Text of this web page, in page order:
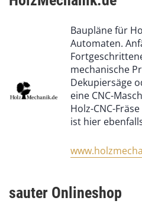
Baupläne für
Automaten.
mechanische
Dekupiersäge
eine CNC-
Holz-CNC-
ist hier
sauter Onlineshop